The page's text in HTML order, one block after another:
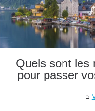
Quels sont les
pour passer